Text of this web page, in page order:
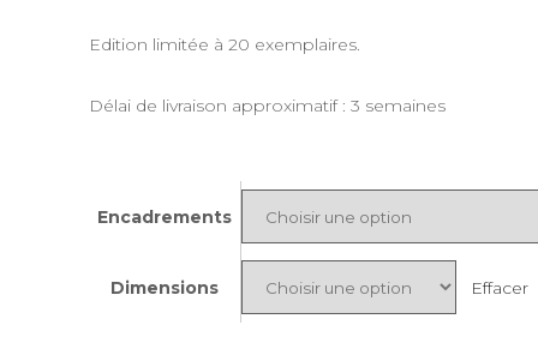
Edition limitée à 20 exemplaires.
Délai de livraison approximatif : 3 semaines
Encadrements
Dimensions Effacer